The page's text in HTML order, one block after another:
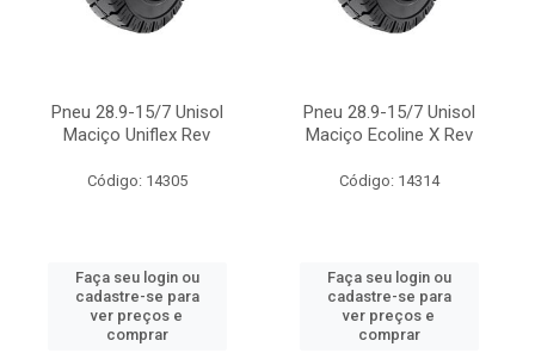
Pneu 28.9-15/7 Unisol
Maciço Uniflex Rev
Código: 14305
Faça seu login ou
cadastre-se para
ver preços e
comprar
Pneu 28.9-15/7 Unisol
Maciço Ecoline X Rev
Código: 14314
Faça seu login ou
cadastre-se para
ver preços e
comprar